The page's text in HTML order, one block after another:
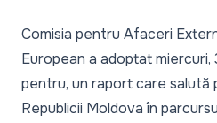
Comisia pentru Afaceri
European a adoptat
pentru, un raport care salută
Republicii Moldova în